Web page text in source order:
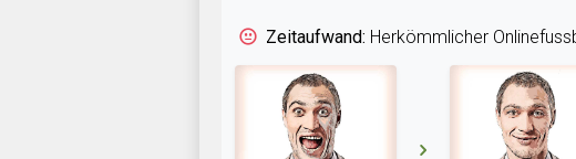
Zeitaufwand: Herkömmlicher